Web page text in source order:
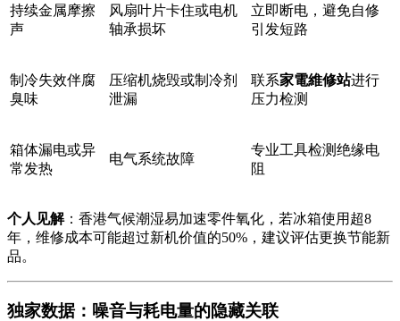
持续金属摩擦
声
风扇叶片卡住或电机
轴承损坏
立即断电，避免自修
引发短路
制冷失效伴腐
臭味
压缩机烧毁或制冷剂
泄漏
联系家電維修站进行
压力检测
箱体漏电或异
常发热
电气系统故障
专业工具检测绝缘电
阻
个人见解：香港气候潮湿易加速零件氧化，若冰箱使用超8
年，维修成本可能超过新机价值的50%，建议评估更换节能新
品。
独家数据：噪音与耗电量的隐藏关联